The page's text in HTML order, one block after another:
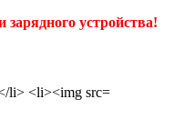
зарядного устройства!